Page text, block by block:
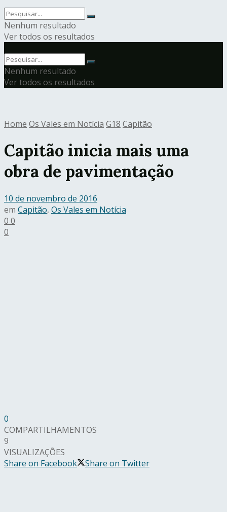
Nenhum resultado
Ver todos os resultados
Nenhum resultado
Ver todos os resultados
Home Os Vales em Notícia G18 Capitão
Capitão inicia mais uma
obra de pavimentação
10 de novembro de 2016
em Capitão, Os Vales em Notícia
0 0
0
0
COMPARTILHAMENTOS
9
VISUALIZAÇÕES
Share on Facebook
Share on Twitter